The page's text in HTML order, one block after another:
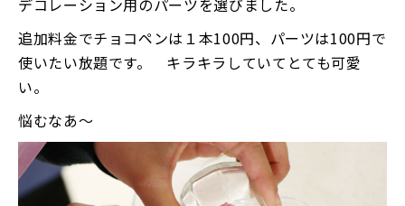
デコレーション用のパーツを選びました。
追加料金でチョコペンは１本100円、パーツは100円で
使いたい放題です。 キラキラしていてとても可愛
い。
悩むなあ〜